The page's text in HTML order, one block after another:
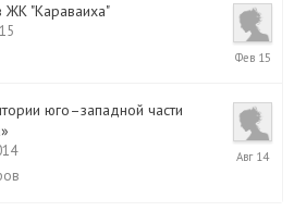
"Караваиха"
3
юго–западной части
14